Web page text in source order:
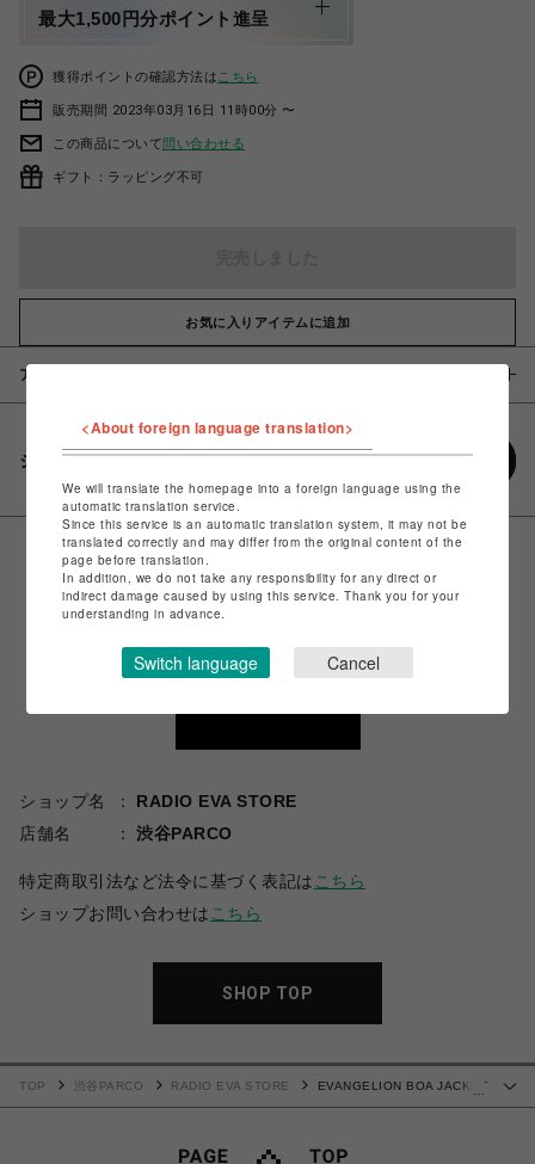
最大1,500円分ポイント進呈
獲得ポイントの確認方法は こちら
販売期間 2023年03月16日 11時00分 〜
この商品について問い合わせる
ギフト：ラッピング不可
お気に入りアイテムに追加
アイテム説明 / 素材
シェアする
ショップ名
RADIO EVA STORE
店舗名
渋谷PARCO
特定商取引法など法令に基づく表記は こちら
ショップお問い合わせは こちら
SHOP TOP
TOP 渋谷PARCO RADIO EVA STORE
EVANGELION BOA JACKET
<About foreign language translation>
We will translate the homepage into a foreign language using the
automatic translation service.
Since this service is an automatic translation system, it may not be
translated correctly and may differ from the original content of the
page before translation.
In addition, we do not take any responsibility for any direct or
indirect damage caused by using this service. Thank you for your
understanding in advance.
Switch language Cancel